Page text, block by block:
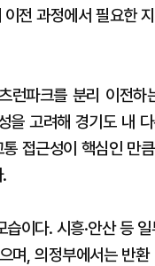
전 과정에서 필요한
런파크를 분리 이전하
고려해 경기도 내
접근성이 핵심인 만
이다. 시흥·안산 등
며, 의정부에서는 반